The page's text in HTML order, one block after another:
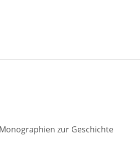
zur Geschichte